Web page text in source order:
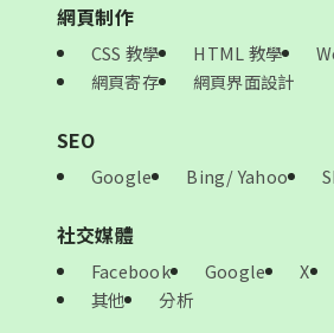
網頁制作
CSS 教學 HTML 教學
網頁寄存
網頁界面設計
SEO
Google Bing/ Yahoo
社交媒體
Facebook Google X
其他
分析